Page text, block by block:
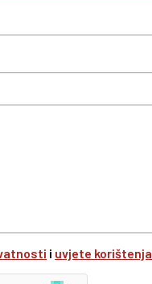
i uvjete korištenja